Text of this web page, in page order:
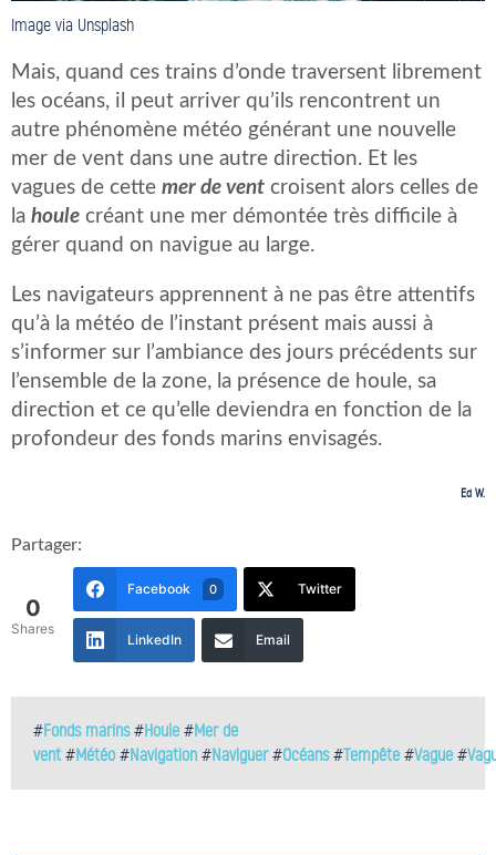
Image via Unsplash
Mais, quand ces trains d’onde traversent librement
les océans, il peut arriver qu’ils rencontrent un
autre phénomène météo générant une nouvelle
mer de vent dans une autre direction. Et les
vagues de cette mer de vent croisent alors celles de
la houle créant une mer démontée très difficile à
gérer quand on navigue au large.
Les navigateurs apprennent à ne pas être attentifs
qu’à la météo de l’instant présent mais aussi à
s’informer sur l’ambiance des jours précédents sur
l’ensemble de la zone, la présence de houle, sa
direction et ce qu’elle deviendra en fonction de la
profondeur des fonds marins envisagés.
Ed W.
Partager:
0
Shares
Facebook 0 Twitter
LinkedIn Email
#Fonds marins#Houle #Mer de
vent #Météo #Navigation #Naviguer#Océans#Tempête #Vague #